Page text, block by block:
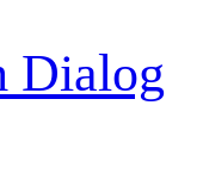
Dialog